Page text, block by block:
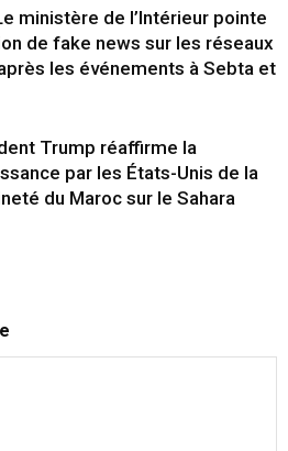
ministère de l’Intérieur pointe
de fake news sur les réseaux
les événements à Sebta et
Trump réaffirme la
par les États-Unis de la
du Maroc sur le Sahara